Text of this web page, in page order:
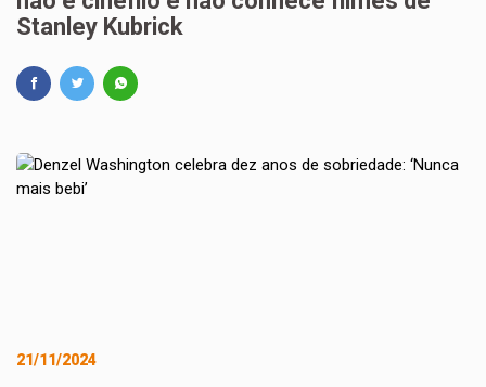
Stanley Kubrick
21/11/2024